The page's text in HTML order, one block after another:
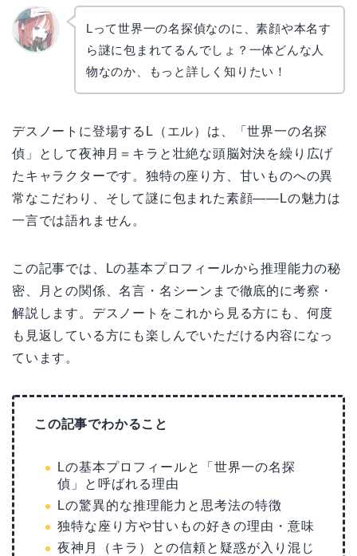
Lって世界一の名探偵なのに、素顔や本名す
ら謎に包まれてるんでしょ？一体どんな人
物なのか、もっと詳しく知りたい！
デスノートに登場するL（エル）は、「世界一の名探
偵」として夜神月＝キラと壮絶な頭脳対決を繰り広げ
たキャラクターです。独特の座り方、甘いものへの異
常なこだわり、そして謎に包まれた素顔――Lの魅力は
一言では語れません。
この記事では、Lの基本プロフィールから推理能力の秘
密、月との関係、名言・名シーンまで徹底的に考察・
解説します。デスノートをこれから見る方にも、何度
も見返している方にも楽しんでいただける内容になっ
ています。
この記事でわかること
Lの基本プロフィールと「世界一の名探
偵」と呼ばれる理由
Lの驚異的な推理能力と思考法の特徴
独特な座り方や甘いもの好きの理由・意味
夜神月（キラ）との信頼と疑惑が入り混じ